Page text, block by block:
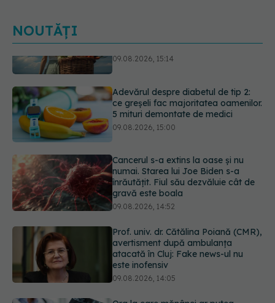
NOUTĂȚI
5 mituri demontate de medici
09.08.2026, 15:00
înrăutățit. Fiul său dezvăluie cât de
gravă este boala
09.08.2026, 14:52
Prof. univ. dr. Cătălina Poiană (CMR),
atacată în Cluj: Fake news-ul nu
este inofensiv
09.08.2026, 14:05
Ora la care mănânci ar putea